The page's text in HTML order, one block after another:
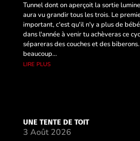
Tunnel dont on aperçoit la sortie
aura vu grandir tous les trois. Le
important, c'est qu'il n'y a plus de
dans l'année à venir tu achèveras ce
sépareras des couches et des
beaucoup...
lire plus
UNE TENTE DE TOIT
3 Août 2026